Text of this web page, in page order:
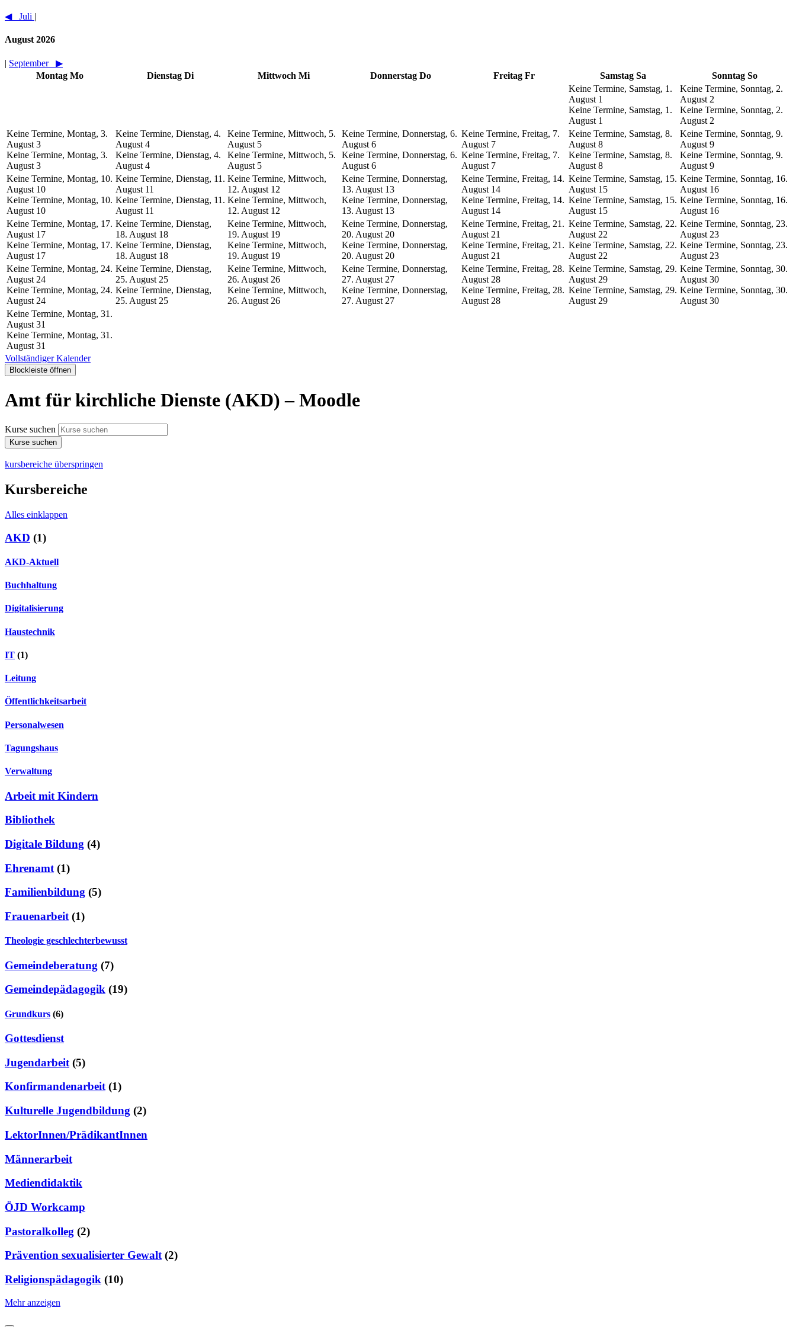
◀︎ Juli |
August 2026
| September
▶︎
Montag Mo Dienstag Di Mittwoch Mi Donnerstag Do Freitag Fr Samstag Sa Sonntag So
Keine Termine, Samstag, 1.
August 1
Keine Termine, Samstag, 1.
August 1
Keine Termine, Sonntag, 2.
August 2
Keine Termine, Sonntag, 2.
August 2
Keine Termine, Montag, 3.
August 3
Keine Termine, Montag, 3.
August 3
Keine Termine, Dienstag, 4.
August 4
Keine Termine, Dienstag, 4.
August 4
Keine Termine, Mittwoch, 5.
August 5
Keine Termine, Mittwoch, 5.
August 5
Keine Termine, Donnerstag, 6.
August 6
Keine Termine, Donnerstag, 6.
August 6
Keine Termine, Freitag, 7.
August 7
Keine Termine, Freitag, 7.
August 7
Keine Termine, Samstag, 8.
August 8
Keine Termine, Samstag, 8.
August 8
Keine Termine, Sonntag, 9.
August 9
Keine Termine, Sonntag, 9.
August 9
Keine Termine, Montag, 10.
August 10
Keine Termine, Montag, 10.
August 10
Keine Termine, Dienstag, 11.
August 11
Keine Termine, Dienstag, 11.
August 11
Keine Termine, Mittwoch,
12. August 12
Keine Termine, Mittwoch,
12. August 12
Keine Termine, Donnerstag,
13. August 13
Keine Termine, Donnerstag,
13. August 13
Keine Termine, Freitag, 14.
August 14
Keine Termine, Freitag, 14.
August 14
Keine Termine, Samstag, 15.
August 15
Keine Termine, Samstag, 15.
August 15
Keine Termine, Sonntag, 16.
August 16
Keine Termine, Sonntag, 16.
August 16
Keine Termine, Montag, 17.
August 17
Keine Termine, Montag, 17.
August 17
Keine Termine, Dienstag,
18. August 18
Keine Termine, Dienstag,
18. August 18
Keine Termine, Mittwoch,
19. August 19
Keine Termine, Mittwoch,
19. August 19
Keine Termine, Donnerstag,
20. August 20
Keine Termine, Donnerstag,
20. August 20
Keine Termine, Freitag, 21.
August 21
Keine Termine, Freitag, 21.
August 21
Keine Termine, Samstag, 22.
August 22
Keine Termine, Samstag, 22.
August 22
Keine Termine, Sonntag, 23.
August 23
Keine Termine, Sonntag, 23.
August 23
Keine Termine, Montag, 24.
August 24
Keine Termine, Montag, 24.
August 24
Keine Termine, Dienstag,
25. August 25
Keine Termine, Dienstag,
25. August 25
Keine Termine, Mittwoch,
26. August 26
Keine Termine, Mittwoch,
26. August 26
Keine Termine, Donnerstag,
27. August 27
Keine Termine, Donnerstag,
27. August 27
Keine Termine, Freitag, 28.
August 28
Keine Termine, Freitag, 28.
August 28
Keine Termine, Samstag, 29.
August 29
Keine Termine, Samstag, 29.
August 29
Keine Termine, Sonntag, 30.
August 30
Keine Termine, Sonntag, 30.
August 30
Keine Termine, Montag, 31.
August 31
Keine Termine, Montag, 31.
August 31
Vollständiger Kalender
Blockleiste öffnen
Amt für kirchliche Dienste (AKD) – Moodle
Kurse suchen
Kurse suchen
kursbereiche überspringen
Kursbereiche
Alles einklappen
AKD (1)
AKD-Aktuell
Buchhaltung
Digitalisierung
Haustechnik
IT (1)
Leitung
Öffentlichkeitsarbeit
Personalwesen
Tagungshaus
Verwaltung
Arbeit mit Kindern
Bibliothek
Digitale Bildung (4)
Ehrenamt (1)
Familienbildung (5)
Frauenarbeit (1)
Theologie geschlechterbewusst
Gemeindeberatung (7)
Gemeindepädagogik (19)
Grundkurs (6)
Gottesdienst
Jugendarbeit (5)
Konfirmandenarbeit(1)
Kulturelle Jugendbildung (2)
LektorInnen/PrädikantInnen
Männerarbeit
Mediendidaktik
ÖJD Workcamp
Pastoralkolleg (2)
Prävention sexualisierter Gewalt(2)
Religionspädagogik (10)
Mehr anzeigen